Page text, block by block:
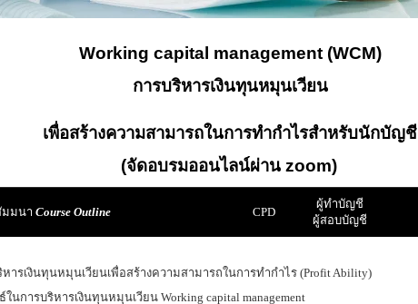
Working capital management (WCM)
การบริหารเงินทุนหมุนเวียน
เพื่อสร้างความสามารถในการทำกำไรสำหรับนักบัญชี
(จัดอบรมออนไลน์ผ่าน zoom)
มนา Course Outline CPD
ผู้ทำบัญชี
ผู้สอบบัญชี
หารเงินทุนหมุนเวียนเพื่อสร้างความสามารถในการทำกำไร (Profit Ability)
ในการบริหารเงินทุนหมุนเวียน Working capital management